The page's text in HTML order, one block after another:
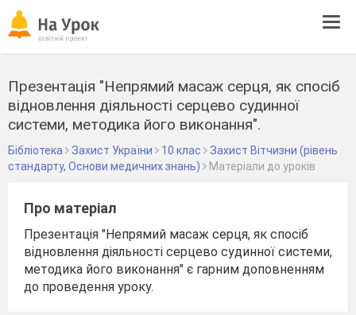
Презентація "Непрямий масаж серця, як спосіб
відновлення діяльності серцево судинної
системи, методика його виконання".
Бібліотека Захист України 10 клас
Захист Вітчизни (рівень
стандарту, Основи медичних знань)
Матеріали до уроків
Про матеріал
Презентація "Непрямий масаж серця, як спосіб
відновлення діяльності серцево судинної системи,
методика його виконання" є гарним доповненням
до проведення уроку.